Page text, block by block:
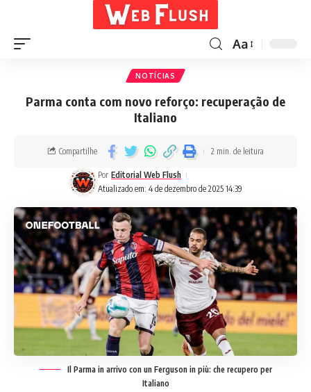
Aa
NOTÍCIAS
Parma conta com novo reforço: recuperação de
Italiano
Atualizado em: 4 de dezembro de 2025 14:39
Por Editorial Web Flush
Compartilhe 2 min. de leitura
Il Parma in arrivo con un Ferguson in più: che recupero per
Italiano